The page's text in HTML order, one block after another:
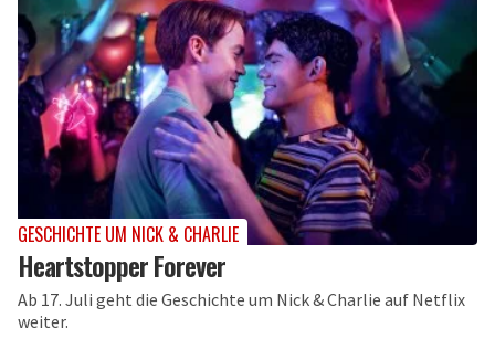
GESCHICHTE UM NICK & CHARLIE
Heartstopper Forever
Ab 17. Juli geht die Geschichte um Nick & Charlie auf Netflix
weiter.